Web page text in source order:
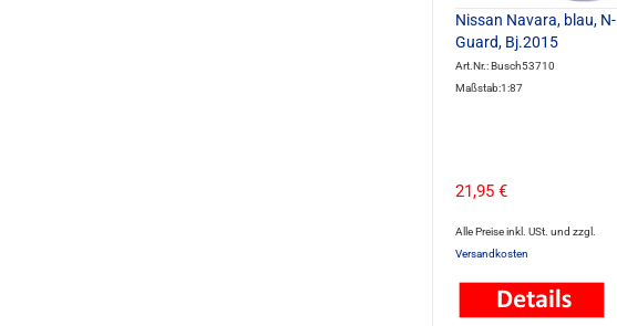
Nissan Navara, blau, N-
Guard, Bj.2015
Art.Nr.: Busch53710
Maßstab:1:87
21,95 €
Alle Preise inkl. USt. und zzgl.
Versandkosten